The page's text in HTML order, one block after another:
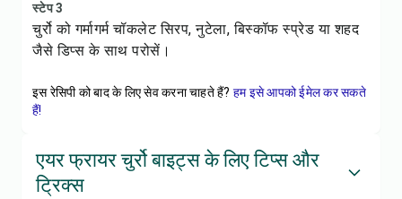
स्टेप 3
चुर्रो को गर्मागर्म चॉकलेट सिरप, नुटेला, बिस्कॉफ स्प्रेड या शहद
जैसे डिप्स के साथ परोसें।
इस रेसिपी को बाद के लिए सेव करना चाहते हैं? हम इसे आपको ईमेल कर सकते
हैं!
एयर फ्रायर चुर्रो बाइट्स के लिए टिप्स और
ट्रिक्स